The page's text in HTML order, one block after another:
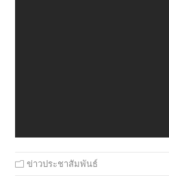
ข่าวประชาสัมพันธ์